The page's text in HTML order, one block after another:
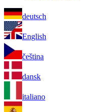
deutsch
English
čeština
dansk
italiano